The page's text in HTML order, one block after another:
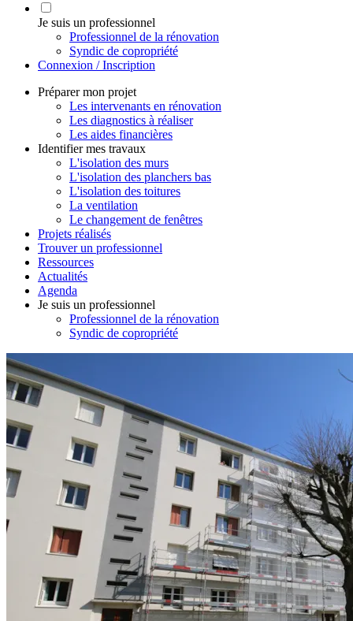
Je suis un professionnel
Professionnel de la rénovation
Syndic de copropriété
Connexion / Inscription
Préparer mon projet
Les intervenants en rénovation
Les diagnostics à réaliser
Les aides financières
Identifier mes travaux
L'isolation des murs
L'isolation des planchers bas
L'isolation des toitures
La ventilation
Le changement de fenêtres
Projets réalisés
Trouver un professionnel
Ressources
Actualités
Agenda
Je suis un professionnel
Professionnel de la rénovation
Syndic de copropriété